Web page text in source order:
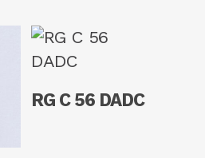
RG C 56 DADC